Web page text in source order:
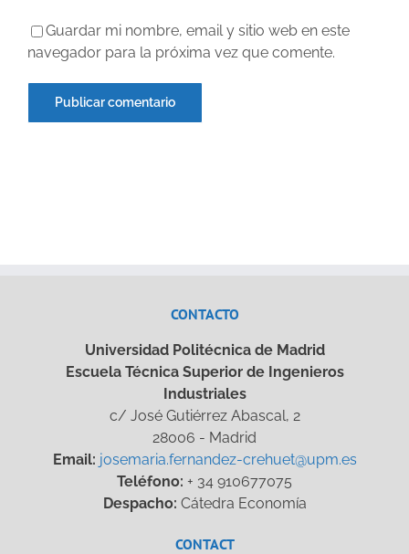
Guardar mi nombre, email y sitio web en este
navegador para la próxima vez que comente.
CONTACTO
Universidad Politécnica de Madrid
Escuela Técnica Superior de Ingenieros
Industriales
c/ José Gutiérrez Abascal, 2
28006 - Madrid
Email: josemaria.fernandez-crehuet@upm.es
Teléfono: + 34 910677075
Despacho: Cátedra Economía
CONTACT